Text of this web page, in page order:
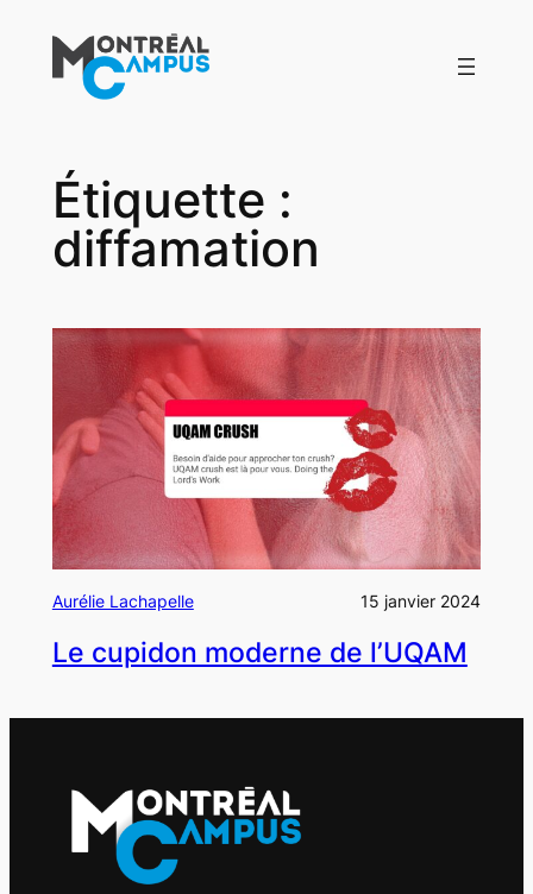
contenu
Étiquette :
diffamation
Aurélie Lachapelle 15 janvier 2024
Le cupidon moderne de l’UQAM